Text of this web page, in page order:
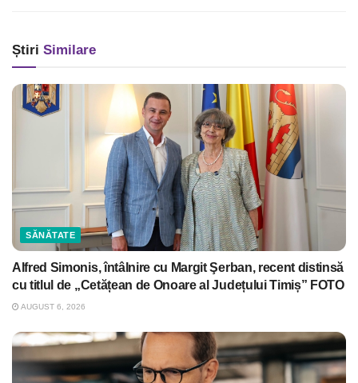
Știri Similare
SĂNĂTATE
Alfred Simonis, întâlnire cu Margit Şerban, recent distinsă
cu titlul de „Cetățean de Onoare al Județului Timiș” FOTO
AUGUST 6, 2026